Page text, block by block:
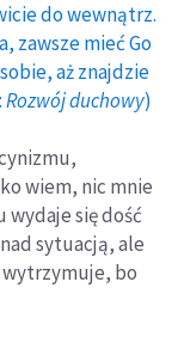
do wewnątrz.
zawsze mieć Go
aż znajdzie
Rozwój duchowy)
wiem, nic mnie
wydaje się dość
sytuacją, ale
wytrzymuje, bo